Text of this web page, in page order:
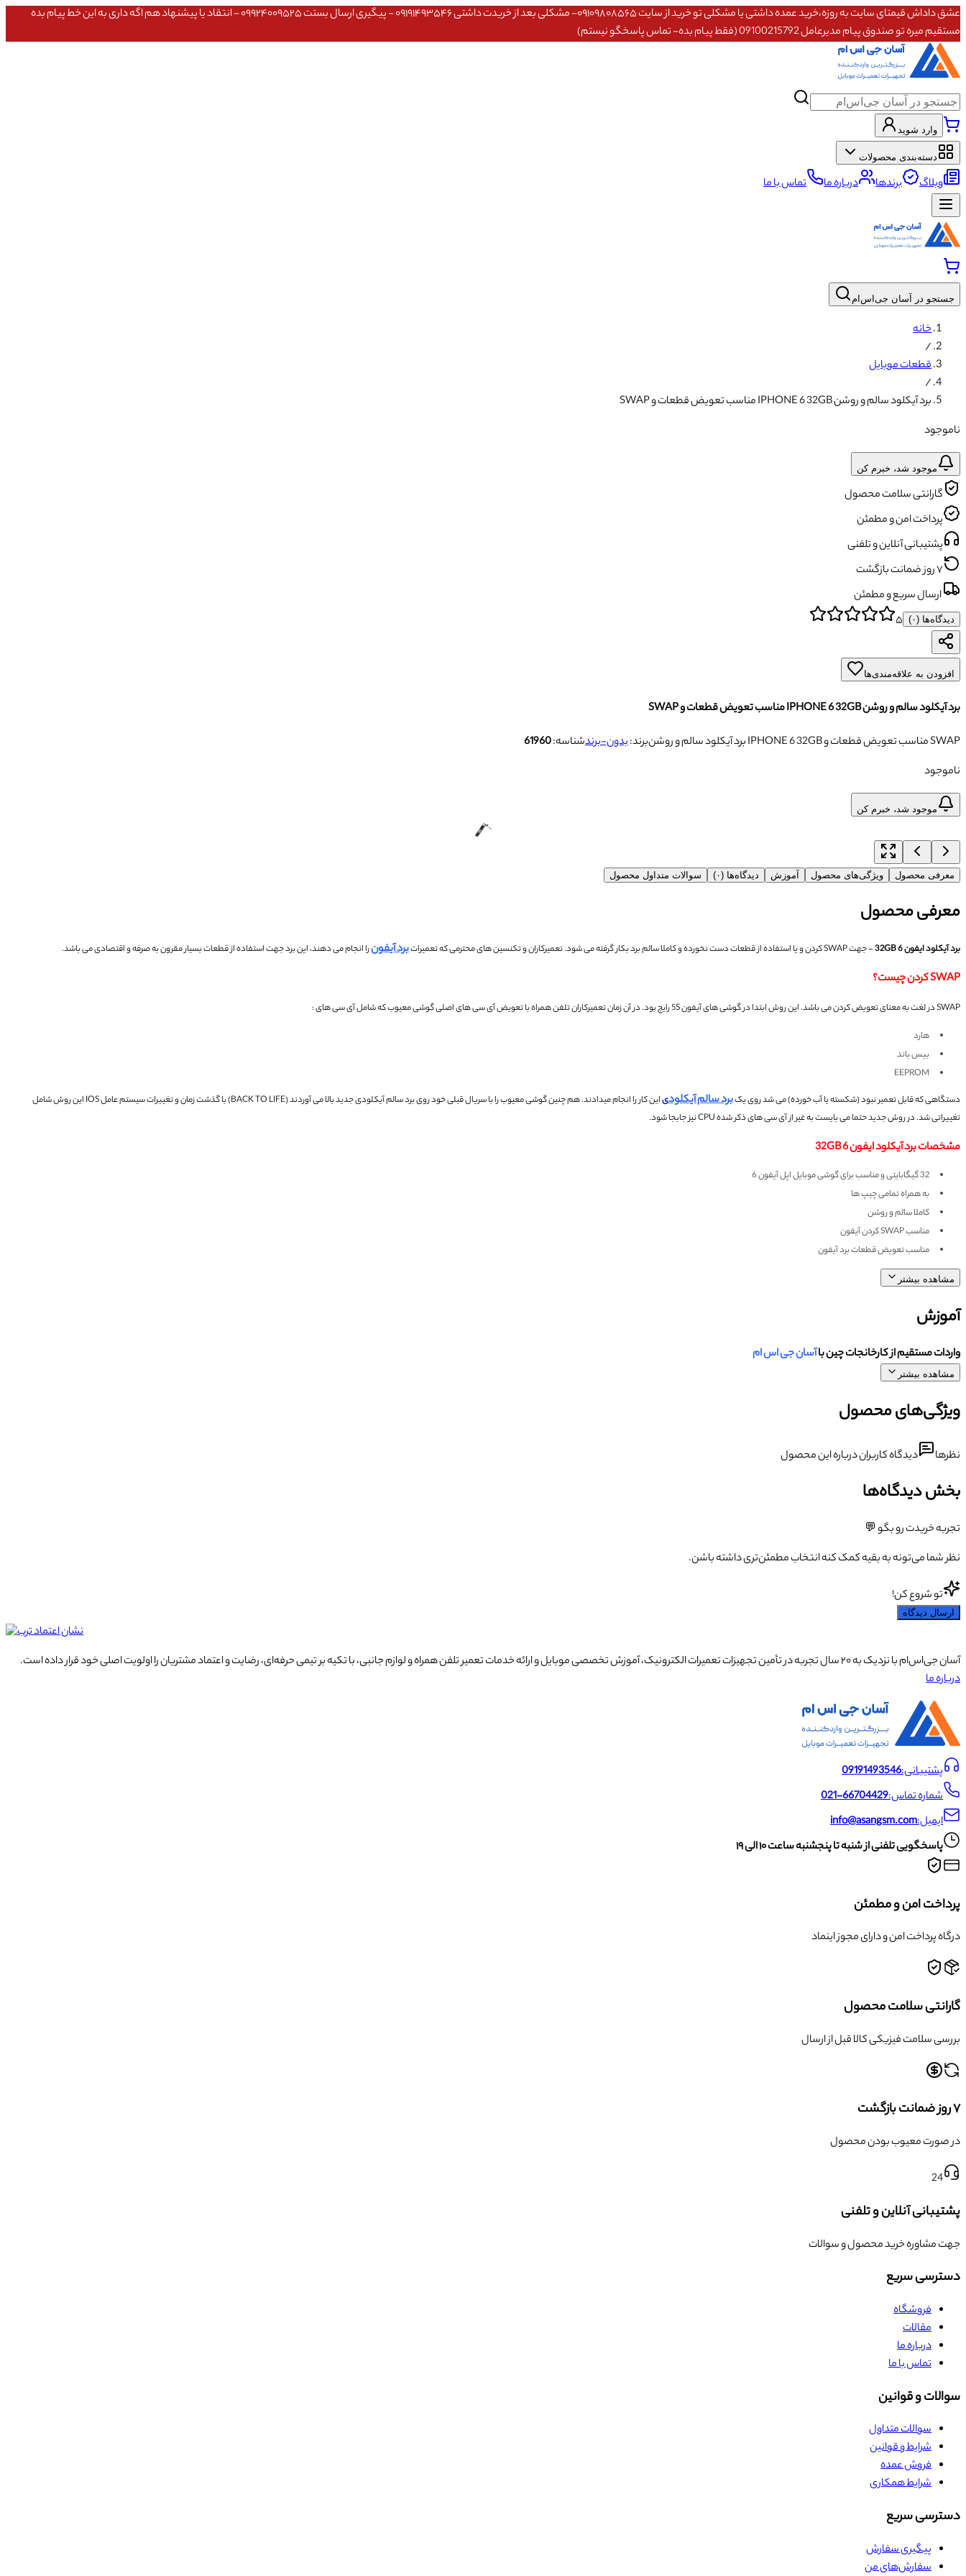
عشق داداش قیمتای سایت به روزه،خرید عمده داشتی یا مشکلی تو خرید از سایت ۰۹۱۰۹۸۰۸۵۶۵- مشکلی بعد از خریدت داشتی ۰۹۱۹۱۴۹۳۵۴۶ - پیگیری ارسال بستت ۰۹۹۲۴۰۰۹۵۲۵ - انتقاد یا پیشنهاد هم اگه داری به این خط پیام بده
مستقیم میره تو صندوق پیام مدیرعامل 09100215792 (فقط پیام بده- تماس پاسخگو نیستم)
وارد شوید
دسته‌بندی محصولات
وبلاگ برندها درباره ما تماس با ما
جستجو در آسان جی‌اس‌ام
خانه
/
قطعات موبایل
/
برد آیکلود سالم و روشن IPHONE 6 32GB مناسب تعویض قطعات و SWAP
ناموجود
موجود شد، خبرم کن
گارانتی سلامت محصول
پرداخت امن و مطمئن
پشتیبانی آنلاین و تلفنی
۷ روز ضمانت بازگشت
ارسال سریع و مطمئن
دیدگاه‌ها (۰) ۵
افزودن به علاقه‌مندی‌ها
برد آیکلود سالم و روشن IPHONE 6 32GB مناسب تعویض قطعات و SWAP
برد آیکلود سالم و روشن IPHONE 6 32GB مناسب تعویض قطعات و SWAP
برند:بدون-برندشناسه:61960
ناموجود
موجود شد، خبرم کن
معرفی محصول ویژگی‌های محصول آموزش دیدگاه‌ها (۰) سوالات متداول محصول
معرفی محصول
برد آیکلود ایفون 6 32GB - جهت SWAP کردن و یا استفاده از قطعات دست نخورده و کاملا سالم برد بکار گرفته می شود. تعمیرکاران و تکنسین های محترمی که تعمیراتبرد آیفونرا انجام می دهند، این برد جهت استفاده از قطعات بسیار مقرون به صرفه و اقتصادی می باشد.
SWAP کردن چیست؟
SWAP در لغت به معنای تعویض کردن می باشد. این روش ابتدا در گوشی های آیفون 5S رایج بود.
در آن زمان تعمیرکاران تلفن همراه با تعویض آی سی های اصلی گوشی معیوب که شامل آی سی های :
هارد
بیس باند
EEPROM
دستگاهی که قابل تعمیر نبود (شکسته یا آب خورده) می شد روی یکبرد سالم آیکلودیاین کار را انجام میدادند.هم چنین گوشی معیوب را با سریال قبلی خود روی برد سالم آیکلودی جدید بالا می آوردند (BACK TO LIFE)
با گذشت زمان و تغییرات سیستم عامل IOS این روش شامل
تغییراتی شد.در روش جدید حتما می بایست به غیر از آی سی های ذکر شده CPU نیز جابجا شود.
مشخصات برد آیکلود ایفون 6 32GB
32 گیگابایتی و مناسب برای گوشی موبایل اپل آیفون 6
به همراه تمامی چیپ ها
کاملا سالم و روشن
مناسب SWAP کردن آیفون
مناسب تعویض قطعات برد آیفون
مشاهده بیشتر
آموزش
واردات مستقیم از کارخانجات چین باآسان جی اس ام
مشاهده بیشتر
ویژگی‌های محصول
نظرها دیدگاه کاربران درباره این محصول
بخش دیدگاه‌ها
تجربه خریدت رو بگو 💬
نظر شما می‌تونه به بقیه کمک کنه انتخاب مطمئن‌تری داشته باشن.
تو شروع کن!
ارسال دیدگاه
آسان جی‌اس‌ام با نزدیک به ۲۰ سال تجربه در تأمین تجهیزات تعمیرات الکترونیک، آموزش تخصصی موبایل و ارائه خدمات تعمیر تلفن همراه و لوازم جانبی، با تکیه بر تیمی حرفه‌ای، رضایت و اعتماد مشتریان را اولویت اصلی خود قرار داده است.
درباره ما
پشتیبانی:09191493546
شماره تماس:021-66704429
ایمیل:info@asangsm.com
پاسخگویی تلفنی از شنبه تا پنجشنبه ساعت ۱۰ الی ۱۹
پرداخت امن و مطمئن
درگاه پرداخت امن و دارای مجوز اینماد
گارانتی سلامت محصول
بررسی سلامت فیزیکی کالا قبل از ارسال
۷ روز ضمانت بازگشت
در صورت معیوب بودن محصول
24
پشتیبانی آنلاین و تلفنی
جهت مشاوره خرید محصول و سوالات
دسترسی سریع
فروشگاه
مقالات
درباره ما
تماس با ما
سوالات و قوانین
سوالات متداول
شرایط و قوانین
فروش عمده
شرایط همکاری
دسترسی سریع
پیگیری سفارش
سفارش‌های من